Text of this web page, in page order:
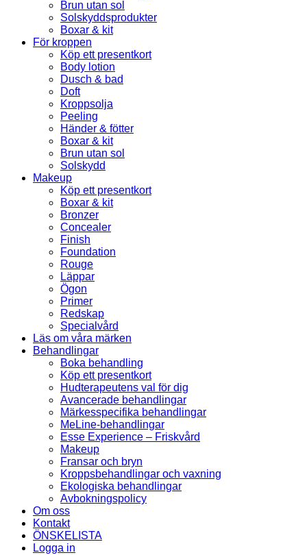
Brun utan sol
Solskyddsprodukter
Boxar & kit
För kroppen
Köp ett presentkort
Body lotion
Dusch & bad
Doft
Kroppsolja
Peeling
Händer & fötter
Boxar & kit
Brun utan sol
Solskydd
Makeup
Köp ett presentkort
Boxar & kit
Bronzer
Concealer
Finish
Foundation
Rouge
Läppar
Ögon
Primer
Redskap
Specialvård
Läs om våra märken
Behandlingar
Boka behandling
Köp ett presentkort
Hudterapeutens val för dig
Avancerade behandlingar
Märkesspecifika behandlingar
MeLine-behandlingar
Esse Experience – Friskvård
Makeup
Fransar och bryn
Kroppsbehandlingar och vaxning
Ekologiska behandlingar
Avbokningspolicy
Om oss
Kontakt
ÖNSKELISTA
Logga in